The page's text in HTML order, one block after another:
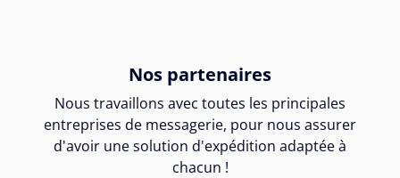
Nos partenaires
Nous travaillons avec toutes les principales
entreprises de messagerie, pour nous assurer
d'avoir une solution d'expédition adaptée à
chacun !